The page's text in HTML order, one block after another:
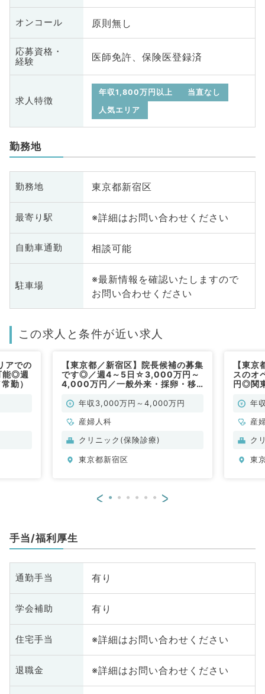
オンコール 原則無し
応募資格・
経験
医師免許、保険医登録済
求人特徴
年収1,800万円以上
当直なし
人気エリア
勤務地
勤務地 東京都新宿区
最寄り駅 ※詳細はお問い合わせください
自動車通勤 相談可能
駐車場
※最新情報を確認いたしますので
お問い合わせください
この求人と条件が近い求人
アでの
能◎週
勤）
【東京都／新宿区】院長候補の募集
です◎／週4～5日☆3,000万円～
4,000万円／一般外来・採卵・移
勤）年収3,000万円～4,000万円
産婦人科
クリニック(保険診療)
東京都新宿区
【東
スのオ
円◎関
年
産
ク
東
< >
手当/福利厚生
通勤手当 有り
学会補助 有り
住宅手当 ※詳細はお問い合わせください
退職金 ※詳細はお問い合わせください